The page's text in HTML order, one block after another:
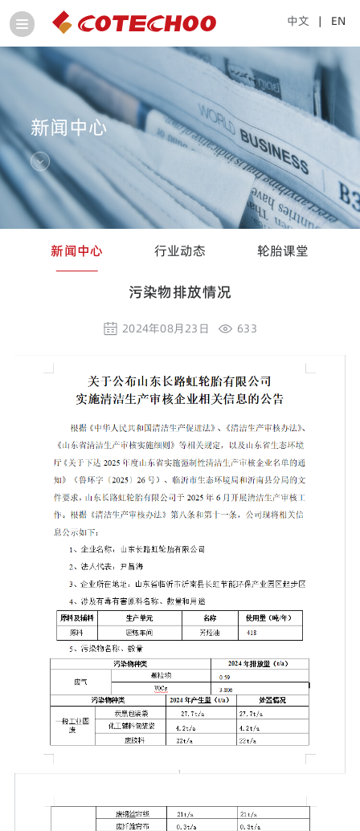
中文 | EN
新闻中心
新闻中心 行业动态 轮胎课堂
污染物排放情况
2024年08月23日 633